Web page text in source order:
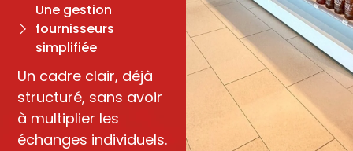
Une gestion
fournisseurs
simplifiée
Un cadre clair, déjà
structuré, sans avoir
à multiplier les
échanges individuels.